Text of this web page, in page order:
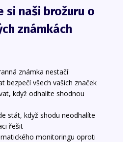
si naši brožuru o
známkách
známka nestačí
bezpečí všech vašich značek
když odhalíte shodnou
stát, když shodu neodhalíte
řešit
monitoringu oproti